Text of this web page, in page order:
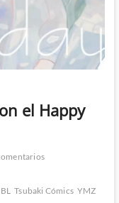
el Happy
Tsubaki Cómics YMZ